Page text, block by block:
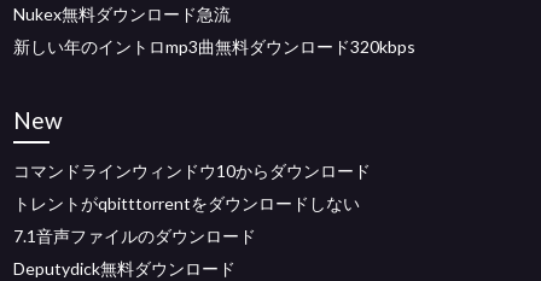
Nukex無料ダウンロード急流
新しい年のイントロmp3曲無料ダウンロード320kbps
New
コマンドラインウィンドウ10からダウンロード
トレントがqbitttorrentをダウンロードしない
7.1音声ファイルのダウンロード
Deputydick無料ダウンロード